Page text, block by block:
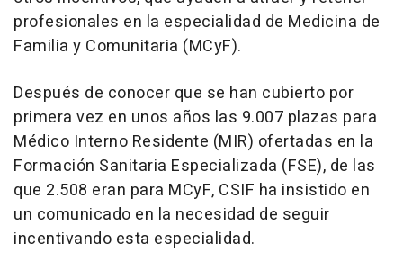
profesionales en la especialidad de Medicina de
Familia y Comunitaria (MCyF).
Después de conocer que se han cubierto por
primera vez en unos años las 9.007 plazas para
Médico Interno Residente (MIR) ofertadas en la
Formación Sanitaria Especializada (FSE), de las
que 2.508 eran para MCyF, CSIF ha insistido en
un comunicado en la necesidad de seguir
incentivando esta especialidad.